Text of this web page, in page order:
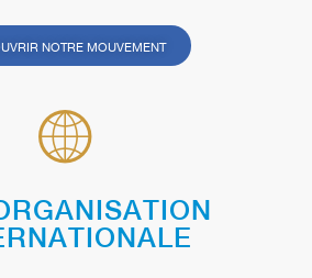
NOTRE MOUVEMENT